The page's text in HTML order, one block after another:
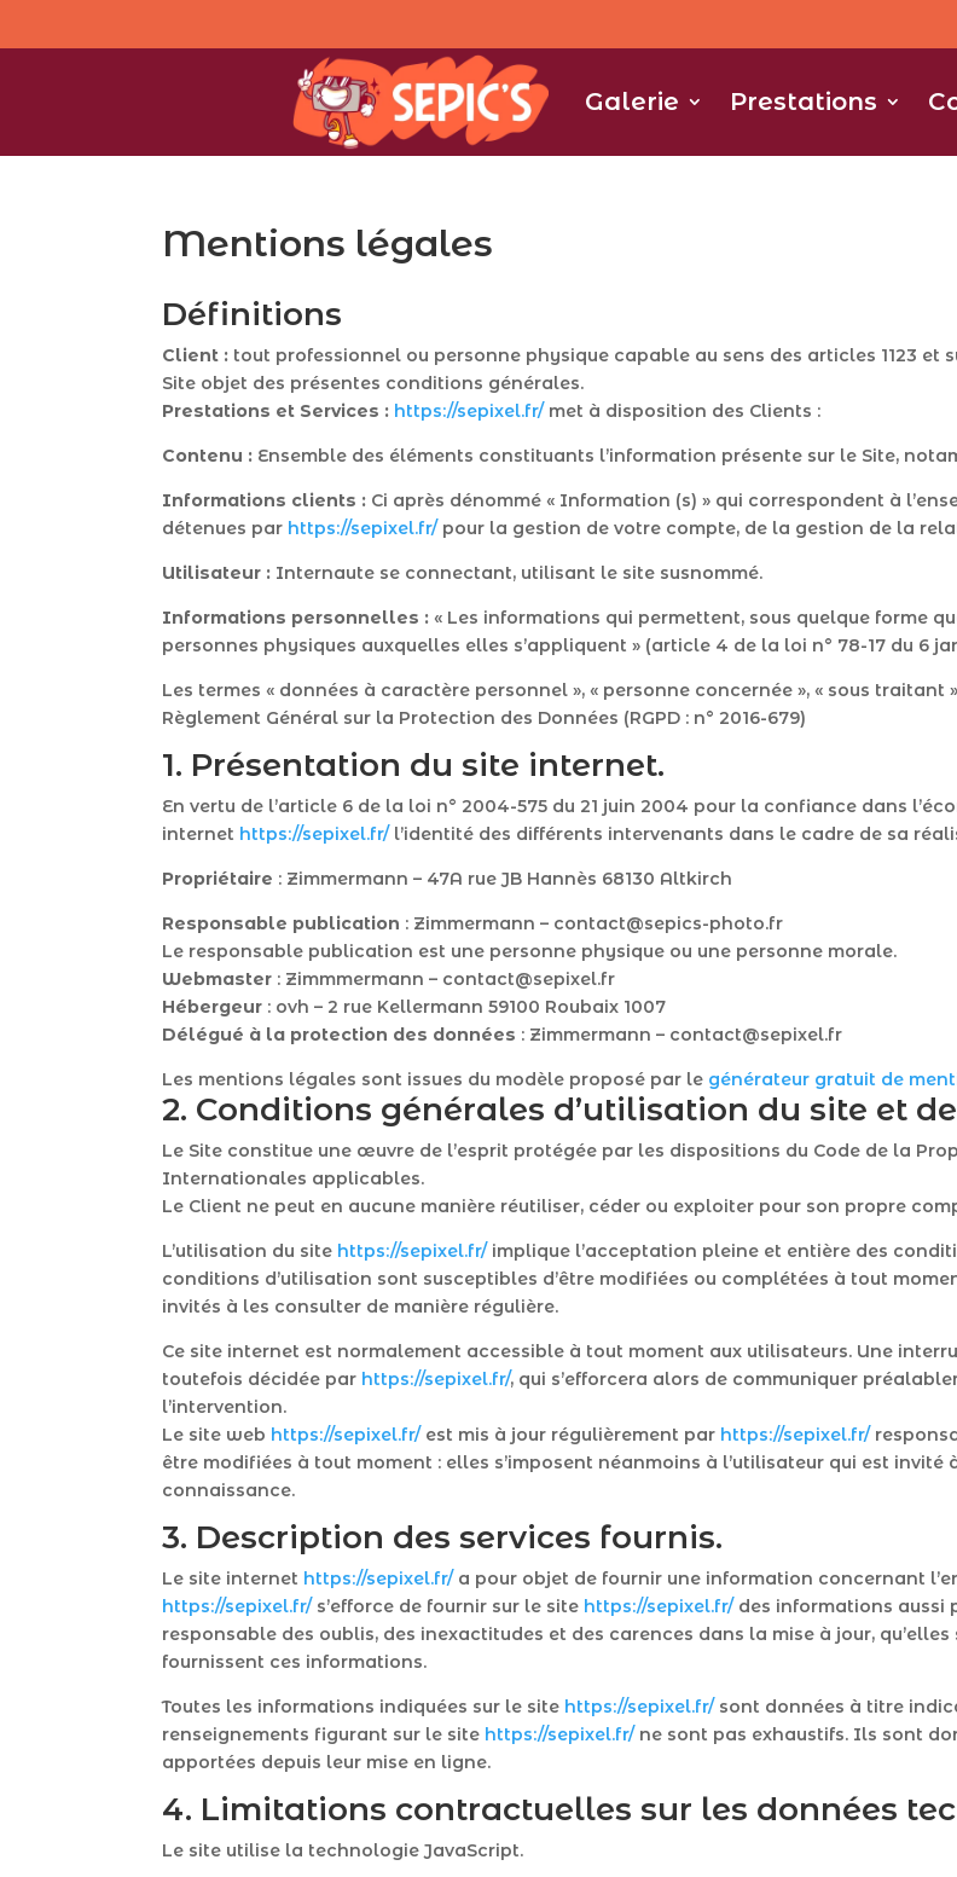
Galerie Prestations
Mentions légales
Définitions
Client : tout professionnel ou personne physique capable au sens des articles 1123 et
Site objet des présentes conditions générales.
Prestations et Services : https://sepixel.fr/met à disposition des Clients :
Contenu : Ensemble des éléments constituants l’information présente sur le Site,
Informations clients : Ci après dénommé « Information (s) » qui correspondent à
détenues par https://sepixel.fr/pour la gestion de votre compte, de la gestion de la
Utilisateur : Internaute se connectant, utilisant le site susnommé.
Informations personnelles : « Les informations qui permettent, sous quelque forme
personnes physiques auxquelles elles s’appliquent » (article 4 de la loi n° 78-17 du 6
Les termes « données à caractère personnel », « personne concernée », « sous
Règlement Général sur la Protection des Données (RGPD : n° 2016-679)
1. Présentation du site internet.
En vertu de l’article 6 de la loi n° 2004-575 du 21 juin 2004 pour la confiance dans
internet https://sepixel.fr/l’identité des différents intervenants dans le cadre de sa
Propriétaire : Zimmermann – 47A rue JB Hannès 68130 Altkirch
Responsable publication : Zimmermann – contact@sepics-photo.fr
Le responsable publication est une personne physique ou une personne morale.
Webmaster : Zimmmermann – contact@sepixel.fr
Hébergeur : ovh – 2 rue Kellermann 59100 Roubaix 1007
Délégué à la protection des données : Zimmermann – contact@sepixel.fr
Les mentions légales sont issues du modèle proposé par le générateur gratuit de
2. Conditions générales d’utilisation du site et
Le Site constitue une œuvre de l’esprit protégée par les dispositions du Code de la
Internationales applicables.
Le Client ne peut en aucune manière réutiliser, céder ou exploiter pour son propre
L’utilisation du site https://sepixel.fr/implique l’acceptation pleine et entière des
conditions d’utilisation sont susceptibles d’être modifiées ou complétées à tout
invités à les consulter de manière régulière.
Ce site internet est normalement accessible à tout moment aux utilisateurs. Une
toutefois décidée par https://sepixel.fr/, qui s’efforcera alors de communiquer
l’intervention.
Le site web https://sepixel.fr/est mis à jour régulièrement par https://sepixel.fr/
être modifiées à tout moment : elles s’imposent néanmoins à l’utilisateur qui est invité
connaissance.
3. Description des services fournis.
Le site internet https://sepixel.fr/a pour objet de fournir une information concernant
https://sepixel.fr/s’efforce de fournir sur le site https://sepixel.fr/des informations aussi
responsable des oublis, des inexactitudes et des carences dans la mise à jour,
fournissent ces informations.
Toutes les informations indiquées sur le site https://sepixel.fr/sont données à titre
renseignements figurant sur le site https://sepixel.fr/ne sont pas exhaustifs. Ils sont
apportées depuis leur mise en ligne.
4. Limitations contractuelles sur les données
Le site utilise la technologie JavaScript.